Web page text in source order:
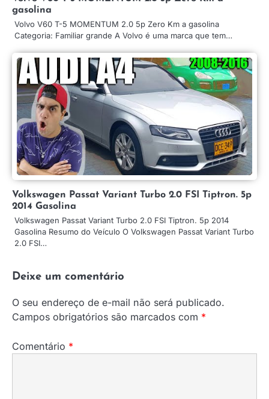
gasolina
Volvo V60 T-5 MOMENTUM 2.0 5p Zero Km a gasolina
Categoria: Familiar grande A Volvo é uma marca que tem…
Volkswagen Passat Variant Turbo 2.0 FSI Tiptron. 5p
2014 Gasolina
Volkswagen Passat Variant Turbo 2.0 FSI Tiptron. 5p 2014
Gasolina Resumo do Veículo O Volkswagen Passat Variant Turbo
2.0 FSI…
Deixe um comentário
O seu endereço de e-mail não será publicado.
Campos obrigatórios são marcados com *
Comentário *